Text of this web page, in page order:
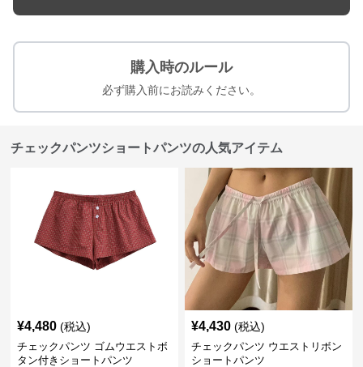
購入時のルール
必ず購入前にお読みください。
チェックパンツショートパンツの人気アイテム
¥4,480 (税込)
チェックパンツ ゴムウエストボ
タン付きショートパンツ
¥4,430 (税込)
チェックパンツ ウエストリボン
ショートパンツ